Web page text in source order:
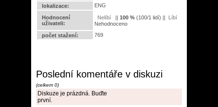
lokalizace:
ENG
Hodnocení
uživateli:
|| 100 % (100/1 lidí) ||
Nehodnoceno
počet stažení:
769
Poslední komentáře v diskuzi
(celkem 0)
Diskuze je prázdná. Buďte
první.